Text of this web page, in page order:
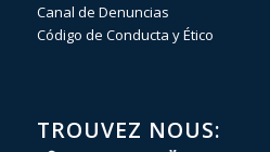
Canal de Denuncias
Código de Conducta y Ético
TROUVEZ NOUS: